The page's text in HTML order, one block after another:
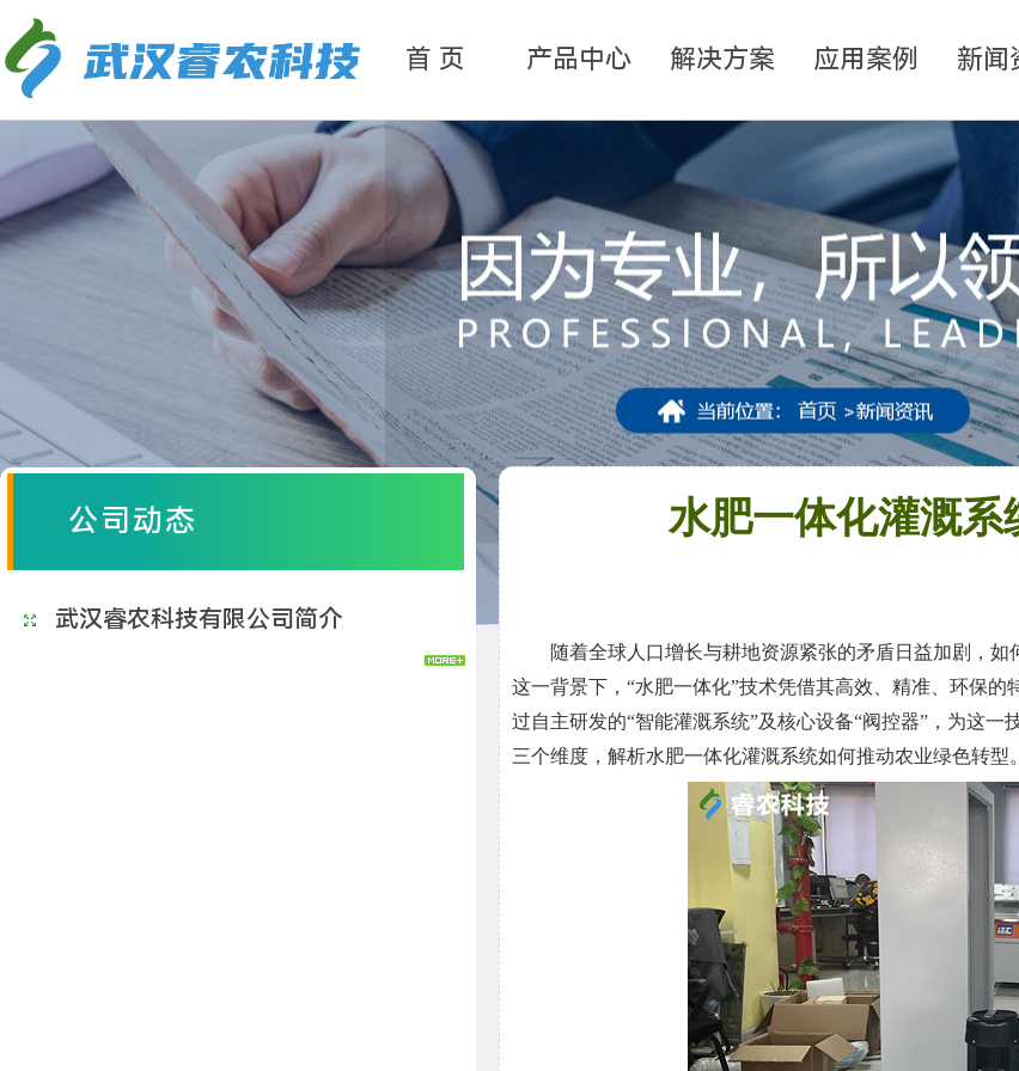
水肥一体化灌溉系
随着全球人口增长与耕地资源紧张的矛盾日益加剧，
这一背景下，“水肥一体化”技术凭借其高效、精准、环保
过自主研发的“智能灌溉系统”及核心设备“阀控器”，为这
三个维度，解析水肥一体化灌溉系统如何推动农业绿色转型。
武汉睿农科技有限公司简介
公司动态
首 页 产品中心 解决方案 应用案例 新闻